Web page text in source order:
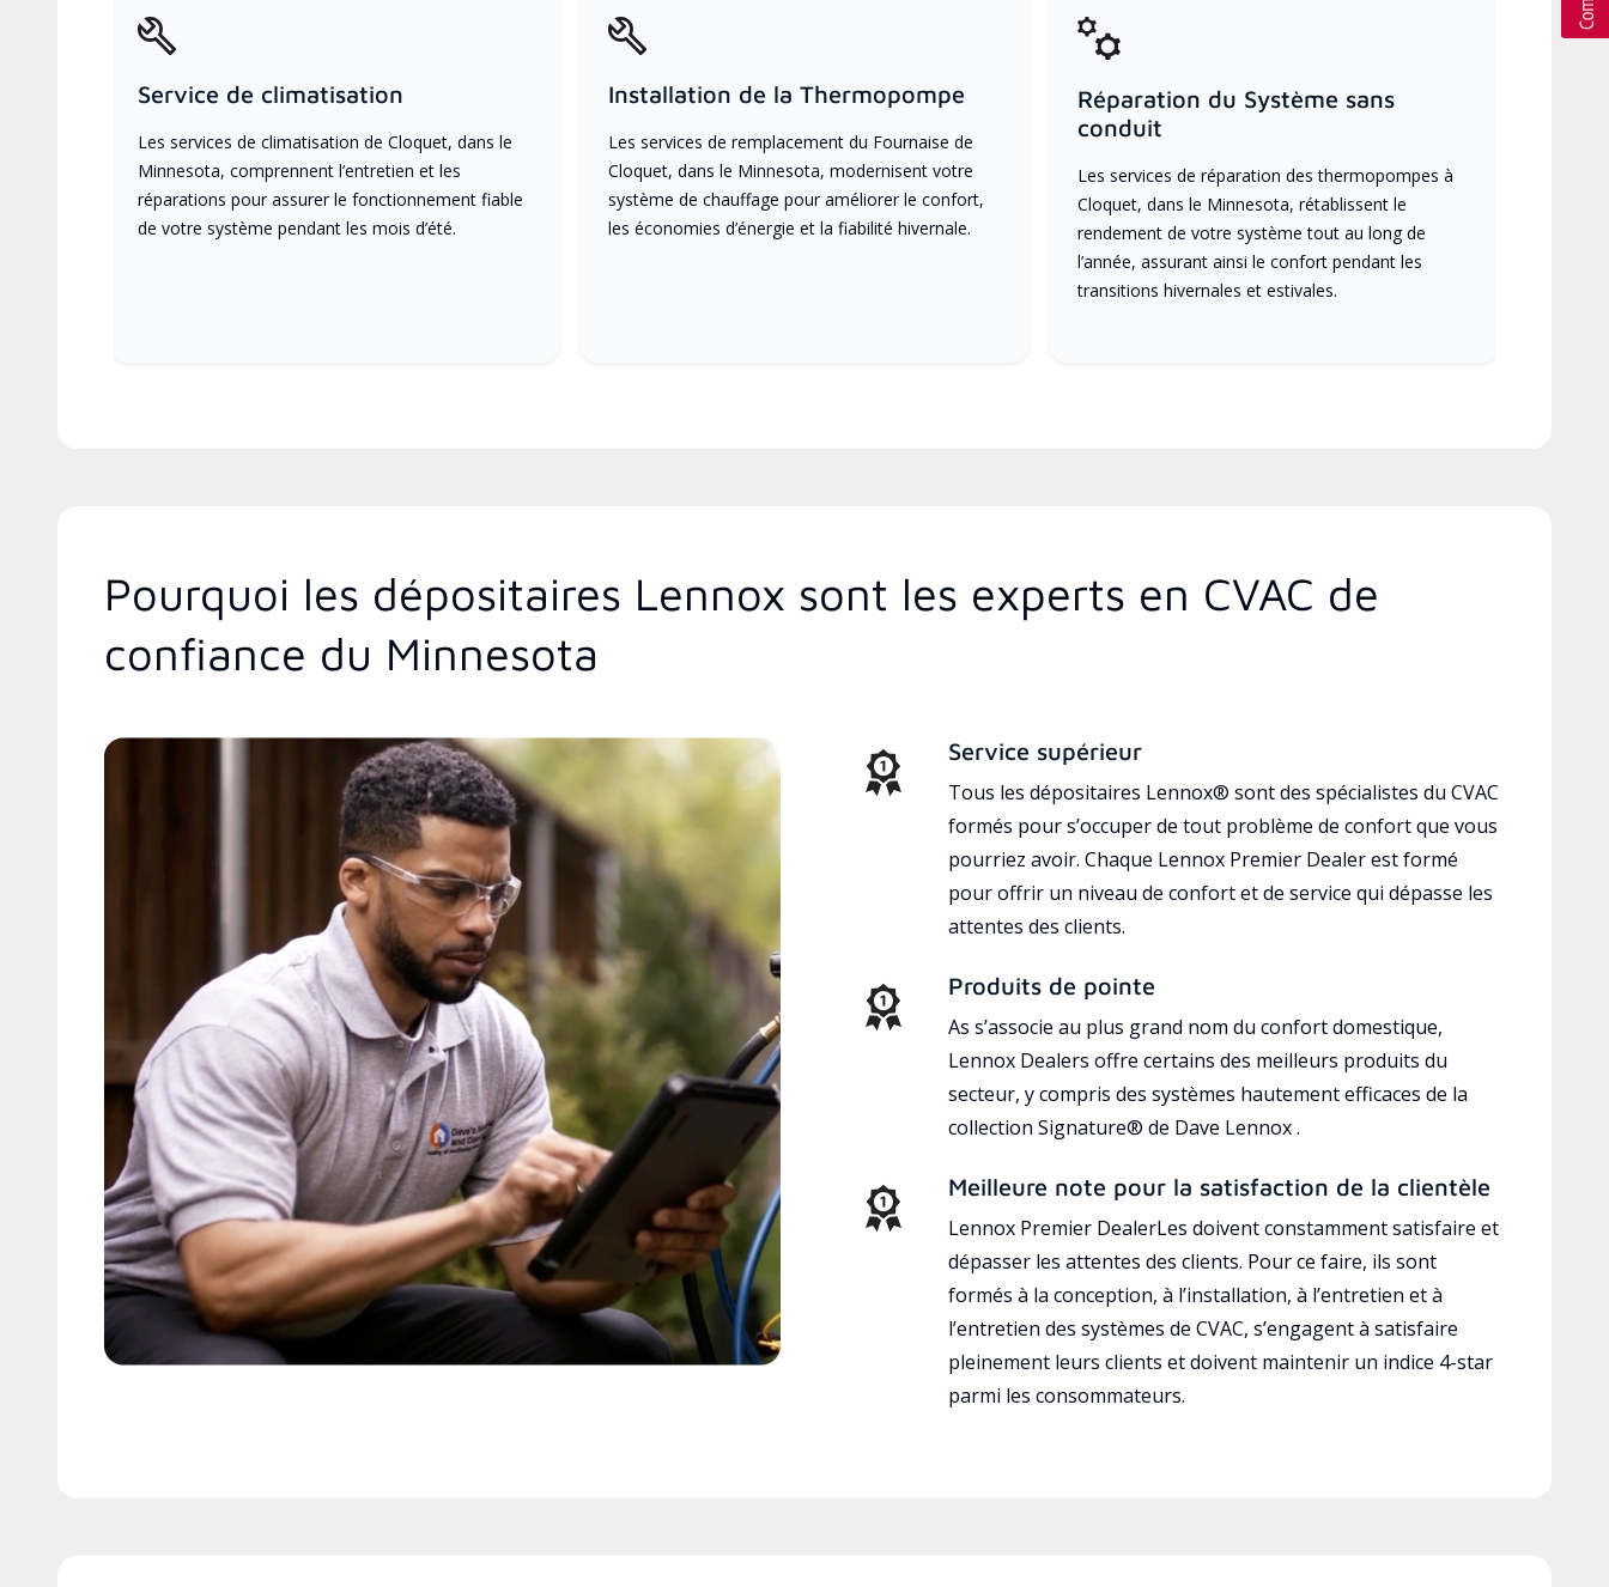
Service de climatisation
Les services de climatisation de Cloquet, dans le
Minnesota, comprennent l’entretien et les
réparations pour assurer le fonctionnement fiable
de votre système pendant les mois d’été.
Installation de la Thermopompe
Les services de remplacement du Fournaise de
Cloquet, dans le Minnesota, modernisent votre
système de chauffage pour améliorer le confort,
les économies d’énergie et la fiabilité hivernale.
Réparation du Système sans
conduit
Les services de réparation des thermopompes à
Cloquet, dans le Minnesota, rétablissent le
rendement de votre système tout au long de
l’année, assurant ainsi le confort pendant les
transitions hivernales et estivales.
Pourquoi les dépositaires Lennox sont les experts en CVAC de
confiance du Minnesota
Service supérieur
Tous les dépositaires Lennox® sont des spécialistes du CVAC
formés pour s’occuper de tout problème de confort que vous
pourriez avoir. Chaque Lennox Premier Dealer est formé
pour offrir un niveau de confort et de service qui dépasse les
attentes des clients.
Produits de pointe
As s’associe au plus grand nom du confort domestique,
Lennox Dealers offre certains des meilleurs produits du
secteur, y compris des systèmes hautement efficaces de la
collection Signature® de Dave Lennox .
Meilleure note pour la satisfaction de la clientèle
Lennox Premier DealerLes doivent constamment satisfaire et
dépasser les attentes des clients. Pour ce faire, ils sont
formés à la conception, à l’installation, à l’entretien et à
l’entretien des systèmes de CVAC, s’engagent à satisfaire
pleinement leurs clients et doivent maintenir un indice 4-star
parmi les consommateurs.